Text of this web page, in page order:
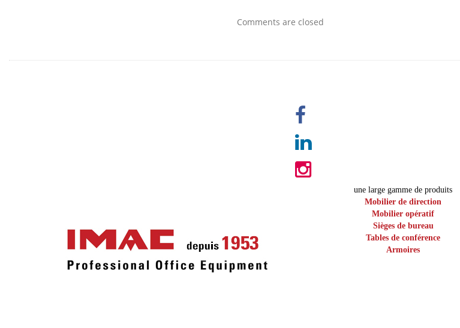
Comments are closed
une large gamme de produits
Mobilier de direction
Mobilier opératif
Sièges de bureau
Tables de conférence
Armoires